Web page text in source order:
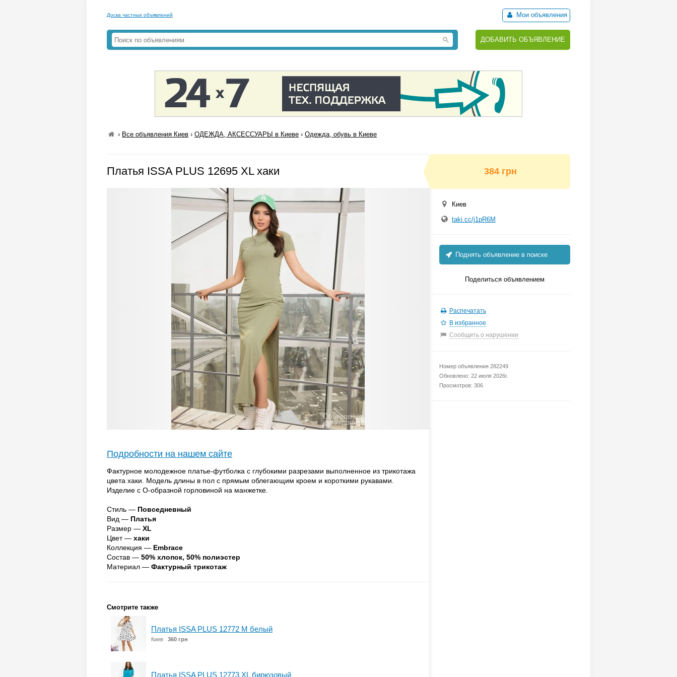
Доска частных объявлений Мои объявления
ДОБАВИТЬ ОБЪЯВЛЕНИЕ
› Все объявления Киев ›ОДЕЖДА, АКСЕССУАРЫ в Киеве ›Одежда, обувь в Киеве
Платья ISSA PLUS 12695 XL хаки
Подробности на нашем сайте
Фактурное молодежное платье-футболка с глубокими разрезами выполненное из трикотажа
цвета хаки. Модель длины в пол с прямым облегающим кроем и короткими рукавами.
Изделие с О-образной горловиной на манжетке.
Стиль — Повседневный
Вид — Платья
Размер — XL
Цвет — хаки
Коллекция — Embrace
Состав — 50% хлопок, 50% полиэстер
Материал — Фактурный трикотаж
Смотрите также
Платья ISSA PLUS 12772 M белый
Киев 360 грн
Платья ISSA PLUS 12773 XL бирюзовый
384 грн
Киев
taki.cc/j1pR6M
Поднять объявление в поиске
Поделиться объявлением
Распечатать
В избранное
Сообщить о нарушении
Номер объявления 282249
Обновлено: 22 июля 2026г.
Просмотров: 306